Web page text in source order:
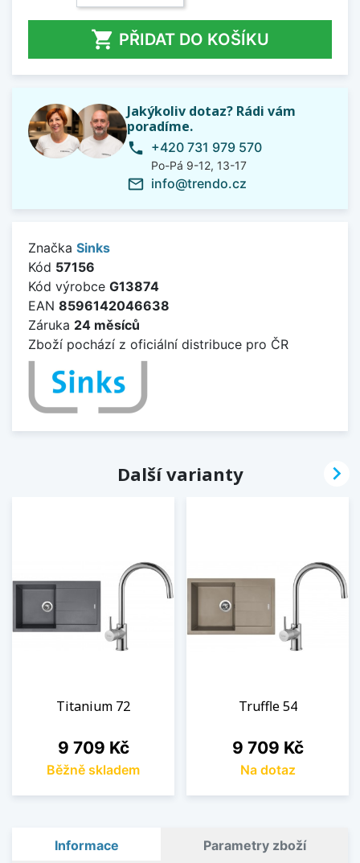
 PŘIDAT DO KOŠÍKU
Jakýkoliv dotaz? Rádi vám
poradíme.
phone +420 731 979 570
Po-Pá 9-12, 13-17
mail_outline info@trendo.cz
Značka Sinks
Kód 57156
Kód výrobce G13874
EAN 8596142046638
Záruka 24 měsíců
Zboží pochází z oficiální distribuce pro ČR
Další varianty
Titanium 72
Cena
9 709 Kč
Běžně skladem
Truffle 54
Cena
9 709 Kč
Na dotaz

Informace Parametry zboží